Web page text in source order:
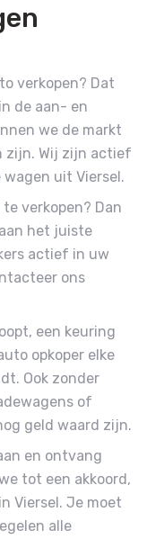
verkopen? Dat
de aan- en
we de markt
zijn. Wij zijn actief
wagen uit Viersel.
verkopen? Dan
aan het juiste
actief in uw
ons
een keuring
opkoper elke
Ook zonder
of
geld waard zijn.
en ontvang
tot een akkoord,
Viersel. Je moet
alle